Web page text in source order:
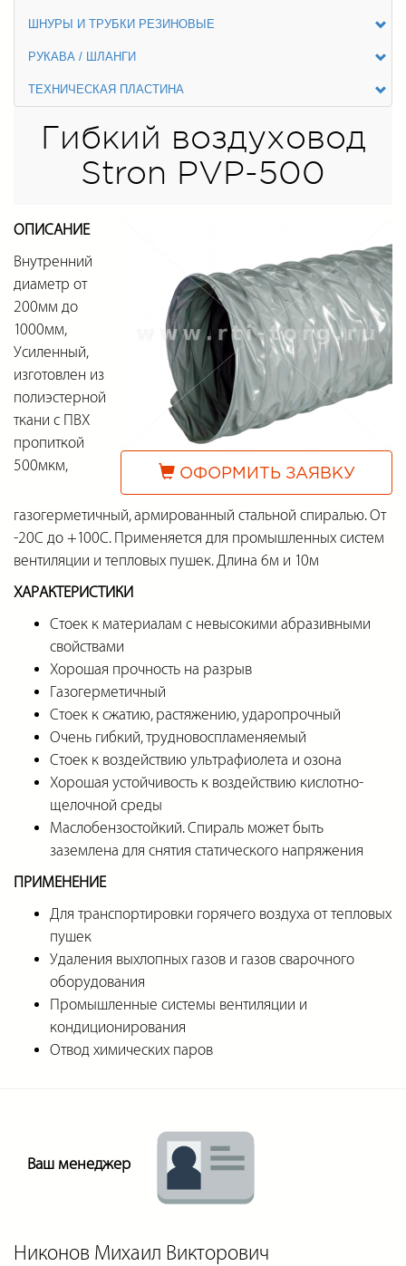
ШНУРЫ И ТРУБКИ РЕЗИНОВЫЕ
РУКАВА / ШЛАНГИ
ТЕХНИЧЕСКАЯ ПЛАСТИНА
Гибкий воздуховод
Stron PVP-500
ОФОРМИТЬ ЗАЯВКУ
ОПИСАНИЕ
Внутренний
диаметр от
200мм до
1000мм,
Усиленный,
изготовлен из
полиэстерной
ткани с ПВХ
пропиткой
500мкм,
газогерметичный, армированный стальной спиралью. От
-20С до +100С. Применяется для промышленных систем
вентиляции и тепловых пушек. Длина 6м и 10м
ХАРАКТЕРИСТИКИ
Стоек к материалам с невысокими абразивными
свойствами
Хорошая прочность на разрыв
Газогерметичный
Стоек к сжатию, растяжению, ударопрочный
Очень гибкий, трудновоспламеняемый
Стоек к воздействию ультрафиолета и озона
Хорошая устойчивость к воздействию кислотно-
щелочной среды
Маслобензостойкий. Спираль может быть
заземлена для снятия статического напряжения
ПРИМЕНЕНИЕ
Для транспортировки горячего воздуха от тепловых
пушек
Удаления выхлопных газов и газов сварочного
оборудования
Промышленные системы вентиляции и
кондиционирования
Отвод химических паров
Ваш менеджер
Никонов Михаил Викторович